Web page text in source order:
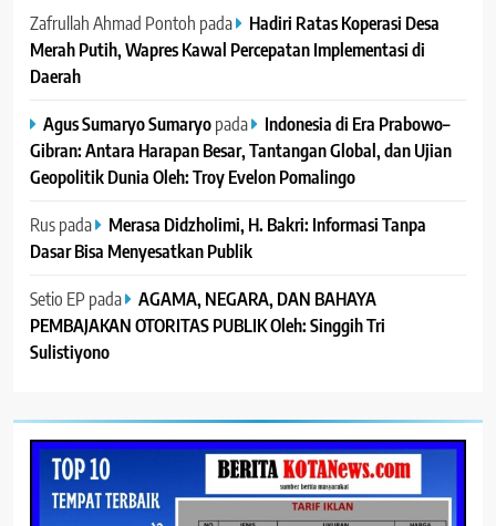
Zafrullah Ahmad Pontoh pada
Hadiri Ratas Koperasi Desa
Merah Putih, Wapres Kawal Percepatan Implementasi di
Daerah
Agus Sumaryo Sumaryopada
Indonesia di Era Prabowo–
Gibran: Antara Harapan Besar, Tantangan Global, dan Ujian
Geopolitik Dunia Oleh: Troy Evelon Pomalingo
Ruspada
Merasa Didzholimi, H. Bakri: Informasi Tanpa
Dasar Bisa Menyesatkan Publik
Setio EP pada
AGAMA, NEGARA, DAN BAHAYA
PEMBAJAKAN OTORITAS PUBLIK Oleh: Singgih Tri
Sulistiyono